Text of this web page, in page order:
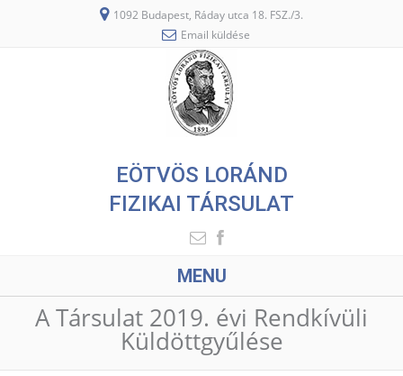
1092 Budapest, Ráday utca 18. FSZ./3.
Email küldése
EÖTVÖS LORÁND
FIZIKAI TÁRSULAT
MENU
A Társulat 2019. évi Rendkívüli
Küldöttgyűlése